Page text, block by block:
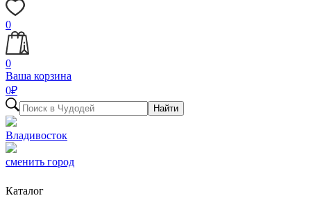
0
0
Ваша корзина
0₽
Найти
Владивосток
сменить город
Каталог